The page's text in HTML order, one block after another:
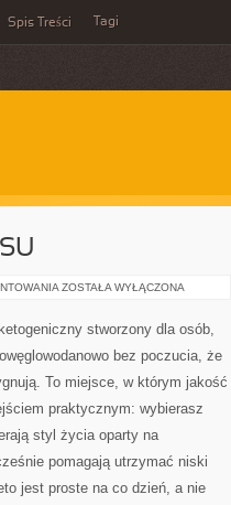
Spis Treści Tagi
INSPIRACJE
SUKCESU
ZOSTAŁA WYŁĄCZONA
stworzony dla osób,
bez poczucia, że
To miejsce, w którym jakość
praktycznym: wybierasz
styl życia oparty na
pomagają utrzymać niski
jest proste na co dzień, a nie